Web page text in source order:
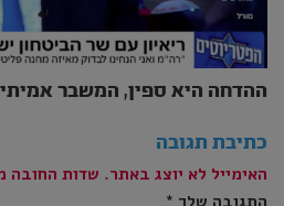
ההדחה היא ספין, המשבר אמיתי
כתיבת תגובה
האימייל לא יוצג באתר. שדות החובה